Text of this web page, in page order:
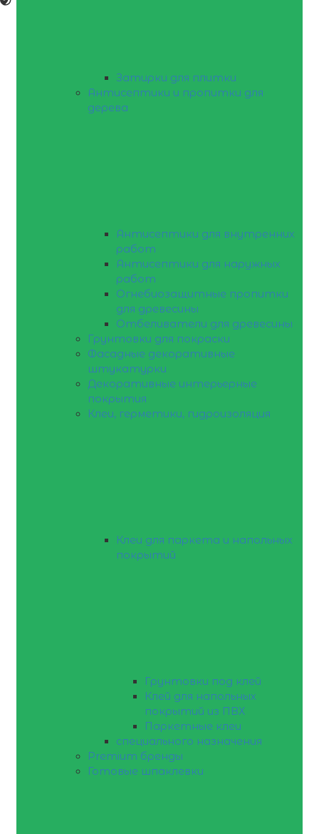
Затирки для плитки
Антисептики и пропитки для
дерева
Антисептики для внутренних
работ
Антисептики для наружных
работ
Огнебиозащитные пропитки
для древесины
Отбеливатели для древесины
Грунтовки для покраски
Фасадные декоративные
штукатурки
Декоративные интерьерные
покрытия
Клеи, герметики, гидроизоляция
Клеи для паркета и напольных
покрытий
Грунтовки под клей
Клей для напольных
покрытий из ПВХ
Паркетные клеи
специального назначения
Premium бренды
Готовые шпаклевки